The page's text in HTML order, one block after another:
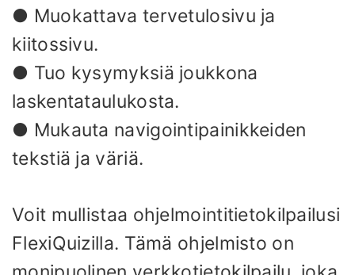
● Muokattava tervetulosivu ja
kiitossivu.
● Tuo kysymyksiä joukkona
laskentataulukosta.
● Mukauta navigointipainikkeiden
tekstiä ja väriä.
Voit mullistaa ohjelmointitietokilpailusi
FlexiQuizilla. Tämä ohjelmisto on